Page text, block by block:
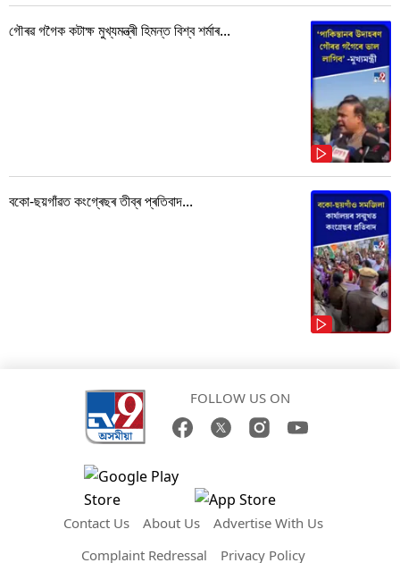
গৌৰৱ গগৈক কটাক্ষ মুখ্যমন্ত্ৰী হিমন্ত বিশ্ব শৰ্মাৰ...
বকো-ছয়গাঁৱত কংগ্ৰেছৰ তীব্ৰ প্ৰতিবাদ...
FOLLOW US ON
Contact Us About Us
Advertise With Us
Complaint Redressal
Privacy Policy